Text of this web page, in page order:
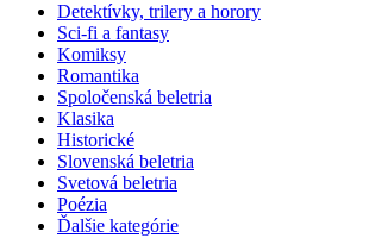
Detektívky, trilery a horory
Sci-fi a fantasy
Komiksy
Romantika
Spoločenská beletria
Klasika
Historické
Slovenská beletria
Svetová beletria
Poézia
Ďalšie kategórie